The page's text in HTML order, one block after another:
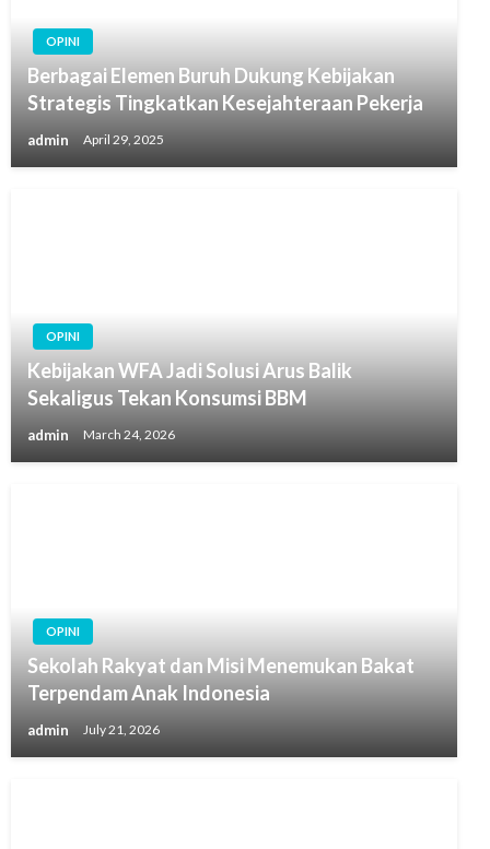
OPINI
Berbagai Elemen Buruh Dukung Kebijakan
Strategis Tingkatkan Kesejahteraan Pekerja
admin April 29, 2025
OPINI
Kebijakan WFA Jadi Solusi Arus Balik
Sekaligus Tekan Konsumsi BBM
admin March 24, 2026
OPINI
Sekolah Rakyat dan Misi Menemukan Bakat
Terpendam Anak Indonesia
admin July 21, 2026